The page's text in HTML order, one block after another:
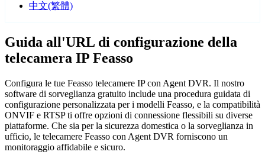
中文(繁體)
Guida all'URL di configurazione della
telecamera IP Feasso
Configura le tue Feasso telecamere IP con Agent DVR. Il nostro
software di sorveglianza gratuito include una procedura guidata di
configurazione personalizzata per i modelli Feasso, e la compatibilità
ONVIF e RTSP ti offre opzioni di connessione flessibili su diverse
piattaforme. Che sia per la sicurezza domestica o la sorveglianza in
ufficio, le telecamere Feasso con Agent DVR forniscono un
monitoraggio affidabile e sicuro.